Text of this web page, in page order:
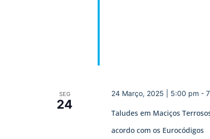
SEG
24
Taludes em Maciços
acordo com os Eurocódigos
24 Março, 2025 | 5:00 pm -